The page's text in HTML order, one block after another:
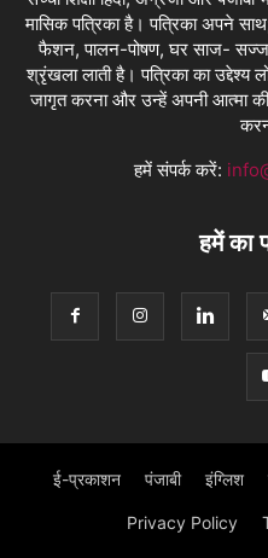
मासिक पत्रिका है। पत्रिका अपने
फैशन, पालन-पोषण, घर साज-
श्रृंखला लाती है। पत्रिका का उद्देश्य
जागृत करना और उन्हें अपनी आत्मा
हमें संपर्क करें:
हमें का
ई-प्रकाशन पंजाबी इंग्लिश
Privacy Policy